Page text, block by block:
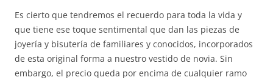
Es cierto que tendremos el recuerdo para toda la vida y
que tiene ese toque sentimental que dan las piezas de
joyería y bisutería de familiares y conocidos, incorporados
de esta original forma a nuestro vestido de novia. Sin
embargo, el precio queda por encima de cualquier ramo